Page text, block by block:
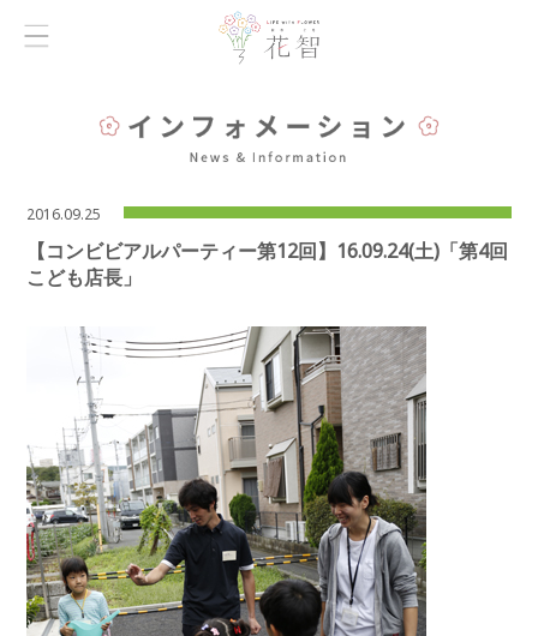
2016.09.25
【コンビビアルパーティー第12回】16.09.24(土)「第4回
こども店長」